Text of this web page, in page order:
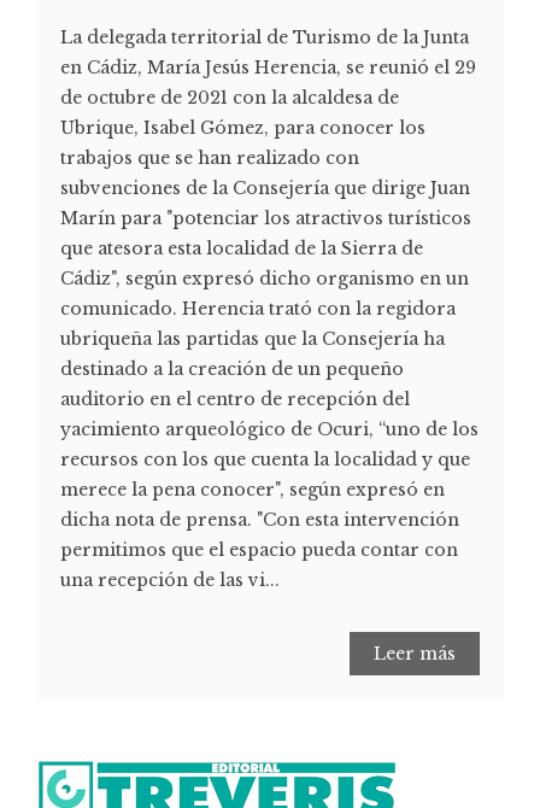
La delegada territorial de Turismo de la Junta
en Cádiz, María Jesús Herencia, se reunió el 29
de octubre de 2021 con la alcaldesa de
Ubrique, Isabel Gómez, para conocer los
trabajos que se han realizado con
subvenciones de la Consejería que dirige Juan
Marín para "potenciar los atractivos turísticos
que atesora esta localidad de la Sierra de
Cádiz", según expresó dicho organismo en un
comunicado. Herencia trató con la regidora
ubriqueña las partidas que la Consejería ha
destinado a la creación de un pequeño
auditorio en el centro de recepción del
yacimiento arqueológico de Ocuri, “uno de los
recursos con los que cuenta la localidad y que
merece la pena conocer", según expresó en
dicha nota de prensa. "Con esta intervención
permitimos que el espacio pueda contar con
una recepción de las vi...
Leer más